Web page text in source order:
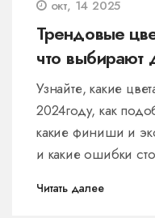
окт, 14 2025
Трендовые
что выбирают
Узнайте, какие
2024году, как
какие финиши и
и какие ошибки
Читать далее